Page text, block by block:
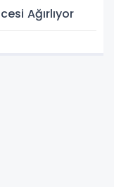
Ağırlıyor